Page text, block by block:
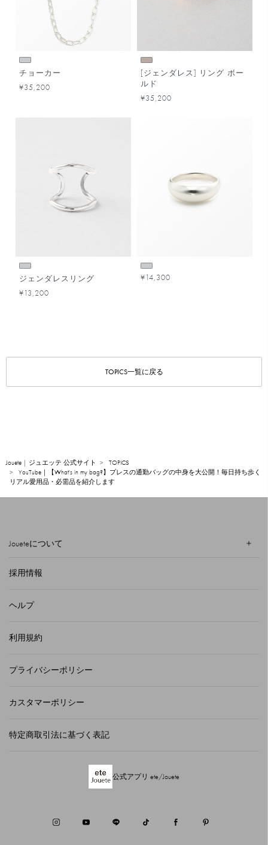
チョーカー
¥35,200
[ジェンダレス] リング ボー
ルド
¥35,200
ジェンダレスリング
¥13,200
¥14,300
TOPICS一覧に戻る
Jouete | ジュエッテ 公式サイト
TOPICS
YouTube｜【What's in my bag?】プレスの通勤バッグの中身を大公開！毎日持ち歩く
リアル愛用品・必需品を紹介します
Joueteについて
採用情報
ヘルプ
利用規約
プライバシーポリシー
カスタマーポリシー
特定商取引法に基づく表記
公式アプリ ete/Jouete